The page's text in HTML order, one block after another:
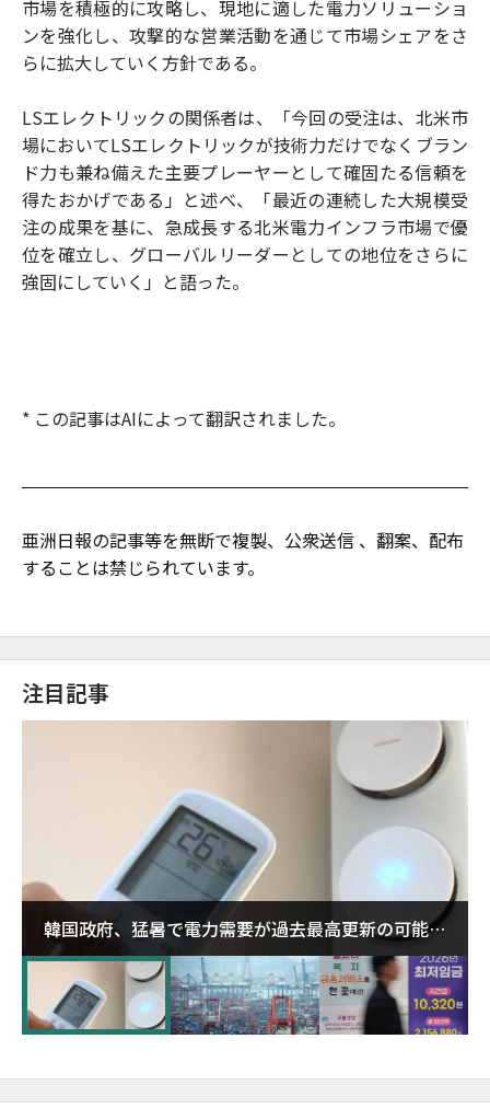
市場を積極的に攻略し、現地に適した電力ソリューショ
ンを強化し、攻撃的な営業活動を通じて市場シェアをさ
らに拡大していく方針である。
LSエレクトリックの関係者は、「今回の受注は、北米市
場においてLSエレクトリックが技術力だけでなくブラン
ド力も兼ね備えた主要プレーヤーとして確固たる信頼を
得たおかげである」と述べ、「最近の連続した大規模受
注の成果を基に、急成長する北米電力インフラ市場で優
位を確立し、グローバルリーダーとしての地位をさらに
強固にしていく」と語った。
* この記事はAIによって翻訳されました。
亜洲日報の記事等を無断で複製、公衆送信 、翻案、配布
することは禁じられています。
注目記事
韓国政府、猛暑で電力需要が過去最高更新の可能性
に需給対応体制を点検